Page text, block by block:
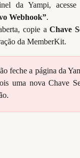
da Yampi,
Webhook”.
copie aChave
da MemberKit.
feche a página da
uma nova Chave